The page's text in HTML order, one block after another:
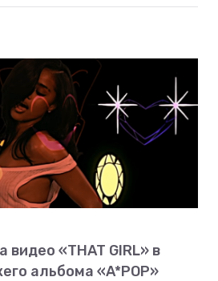
«THAT GIRL» в
альбома «A*POP»